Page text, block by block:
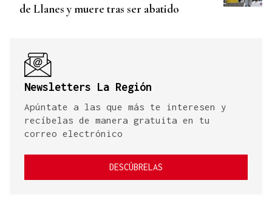
de Llanes y muere tras ser abatido
Newsletters La Región
Apúntate a las que más te interesen y
recíbelas de manera gratuita en tu
correo electrónico
DESCÚBRELAS